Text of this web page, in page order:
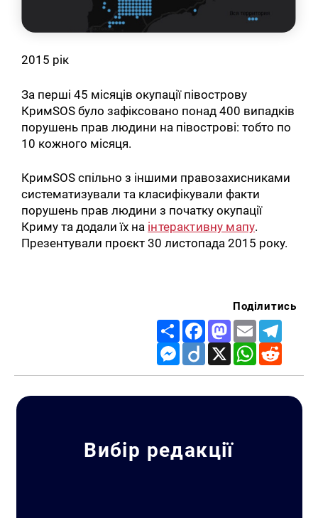
2015 рік
За перші 45 місяців окупації півострову
КримSOS було зафіксовано понад 400 випадків
порушень прав людини на півострові: тобто по
10 кожного місяця.
КримSOS спільно з іншими правозахисниками
систематизували та класифікували факти
порушень прав людини з початку окупації
Криму та додали їх на інтерактивну мапу.
Презентували проєкт 30 листопада 2015 року.
Поділитись
Share FacebookMastodon
Email
Messenger
Diigo X WhatsApp
Вибір редакції